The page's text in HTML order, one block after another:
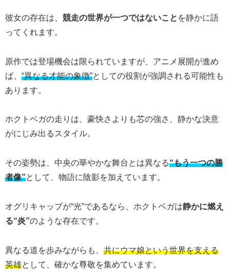
彼女の存在は、 競走の世界が一つではないこと を静かに語
ってくれます。
原作では登場機会は限られていますが、アニメ展開が進め
ば、 “異なる才能の象徴”としての役割が強調される可能性も
あります。
ホクトベガの走りは、豪快さよりも芯の強さ、静かな決意
がにじみ出るスタイル。
その姿勢は、中央の華やかな舞台とは異なる“もう一つの勝
者像”として、物語に陰影を加えています。
オグリキャップが“光”であるなら、ホクトベガは静かに燃え
る“炎”のような存在です。
異なる道を歩みながらも、 共にウマ娘という世界を支える
英雄として、確かな尊敬を集めています。